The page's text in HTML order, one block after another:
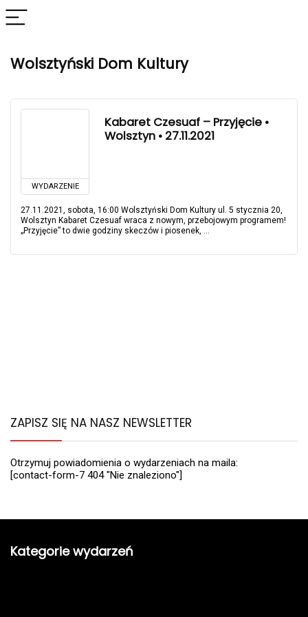
Wolsztyński Dom Kultury
WYDARZENIE
Kabaret Czesuaf – Przyjęcie •
Wolsztyn • 27.11.2021
27.11.2021, sobota, 16:00 Wolsztyński Dom Kultury ul. 5 stycznia 20,
Wolsztyn Kabaret Czesuaf wraca z nowym, przebojowym programem!
„Przyjęcie” to dwie godziny skeczów i piosenek, ...
ZAPISZ SIĘ NA NASZ NEWSLETTER
Otrzymuj powiadomienia o wydarzeniach na maila:
[contact-form-7 404 "Nie znaleziono"]
Kategorie wydarzeń